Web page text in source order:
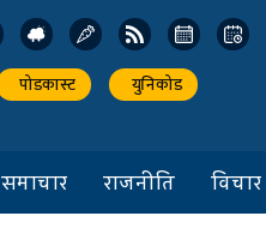
पोडकास्ट युनिकोड
समाचार राजनीति विचार